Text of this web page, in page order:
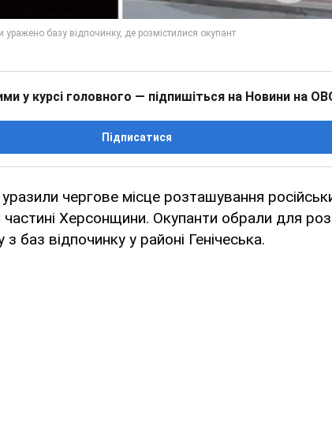
у курсі головного — підпишіться на Новини на
Підписатися
уразили чергове місце розташування
частині Херсонщини. Окупанти обрали для
з баз відпочинку у районі Генічеська.